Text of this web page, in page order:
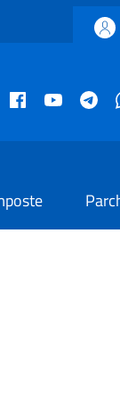
FacebookFacebookYouTube